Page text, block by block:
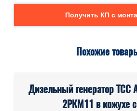
Получить КП с
Похожие
Дизельный генератор
2РКМ11 в кожухе